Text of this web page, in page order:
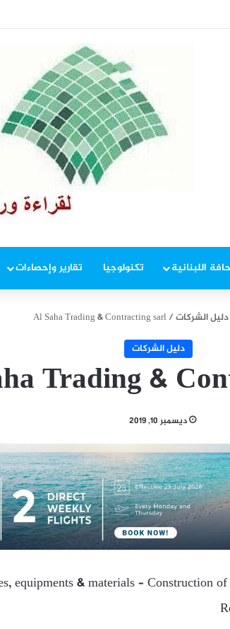
أسعار الغذاء
اللبنانية تكنولوجيا تقارير وإحصاءات
دليل الشركات/
Al Saha Trading & Contracting sarl
دليل الشركات
Trading &
ديسمبر 10, 2019
equipments & materials – Construction